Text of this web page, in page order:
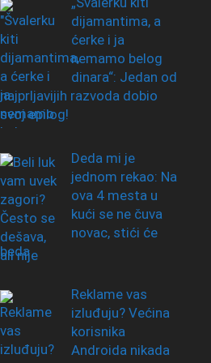
dijamantima, a
ćerke i ja
nemamo belog
dinara“: Jedan od
najprljavijih razvoda dobio
svoj epilog!
Deda mi je
jednom rekao: Na
ova 4 mesta u
kući se ne čuva
novac, stići će
beda
Reklame vas
izluđuju? Većina
korisnika
Androida nikada